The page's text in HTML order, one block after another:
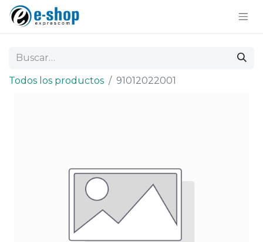
Todos los productos 91012022001